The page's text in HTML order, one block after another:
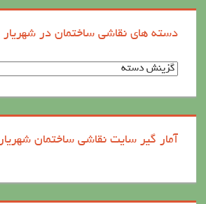
دسته های نقاشی ساختمان در شهریار
د
آمار گیر سایت نقاشی ساختمان شهریار